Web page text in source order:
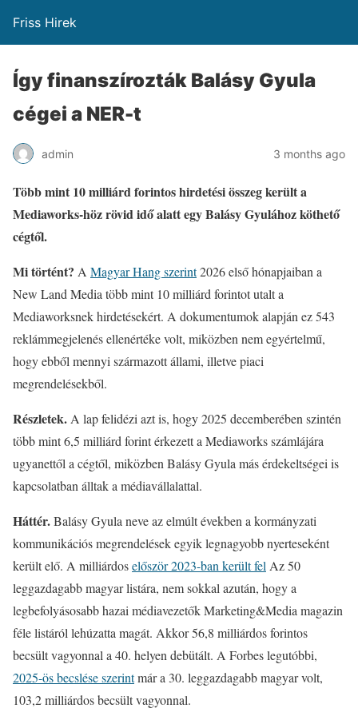
Friss Hirek
Így finanszírozták Balásy Gyula
cégei a NER-t
admin 3 months ago
Több mint 10 milliárd forintos hirdetési összeg került a
Mediaworks-höz rövid idő alatt egy Balásy Gyulához köthető
cégtől.
Mi történt? A Magyar Hang szerint2026 első hónapjaiban a
New Land Media több mint 10 milliárd forintot utalt a
Mediaworksnek hirdetésekért. A dokumentumok alapján ez 543
reklámmegjelenés ellenértéke volt, miközben nem egyértelmű,
hogy ebből mennyi származott állami, illetve piaci
megrendelésekből.
Részletek. A lap felidézi azt is, hogy 2025 decemberében szintén
több mint 6,5 milliárd forint érkezett a Mediaworks számlájára
ugyanettől a cégtől, miközben Balásy Gyula más érdekeltségei is
kapcsolatban álltak a médiavállalattal.
Háttér.Balásy Gyula neve az elmúlt években a kormányzati
kommunikációs megrendelések egyik legnagyobb nyerteseként
került elő. A milliárdoselőször 2023-ban került fel Az 50
leggazdagabb magyar listára, nem sokkal azután, hogy a
legbefolyásosabb hazai médiavezetők Marketing&Media magazin
féle listáról lehúzatta magát. Akkor 56,8 milliárdos forintos
becsült vagyonnal a 40. helyen debütált. A Forbes legutóbbi,
2025-ös becslése szerintmár a 30. leggazdagabb magyar volt,
103,2 milliárdos becsült vagyonnal.